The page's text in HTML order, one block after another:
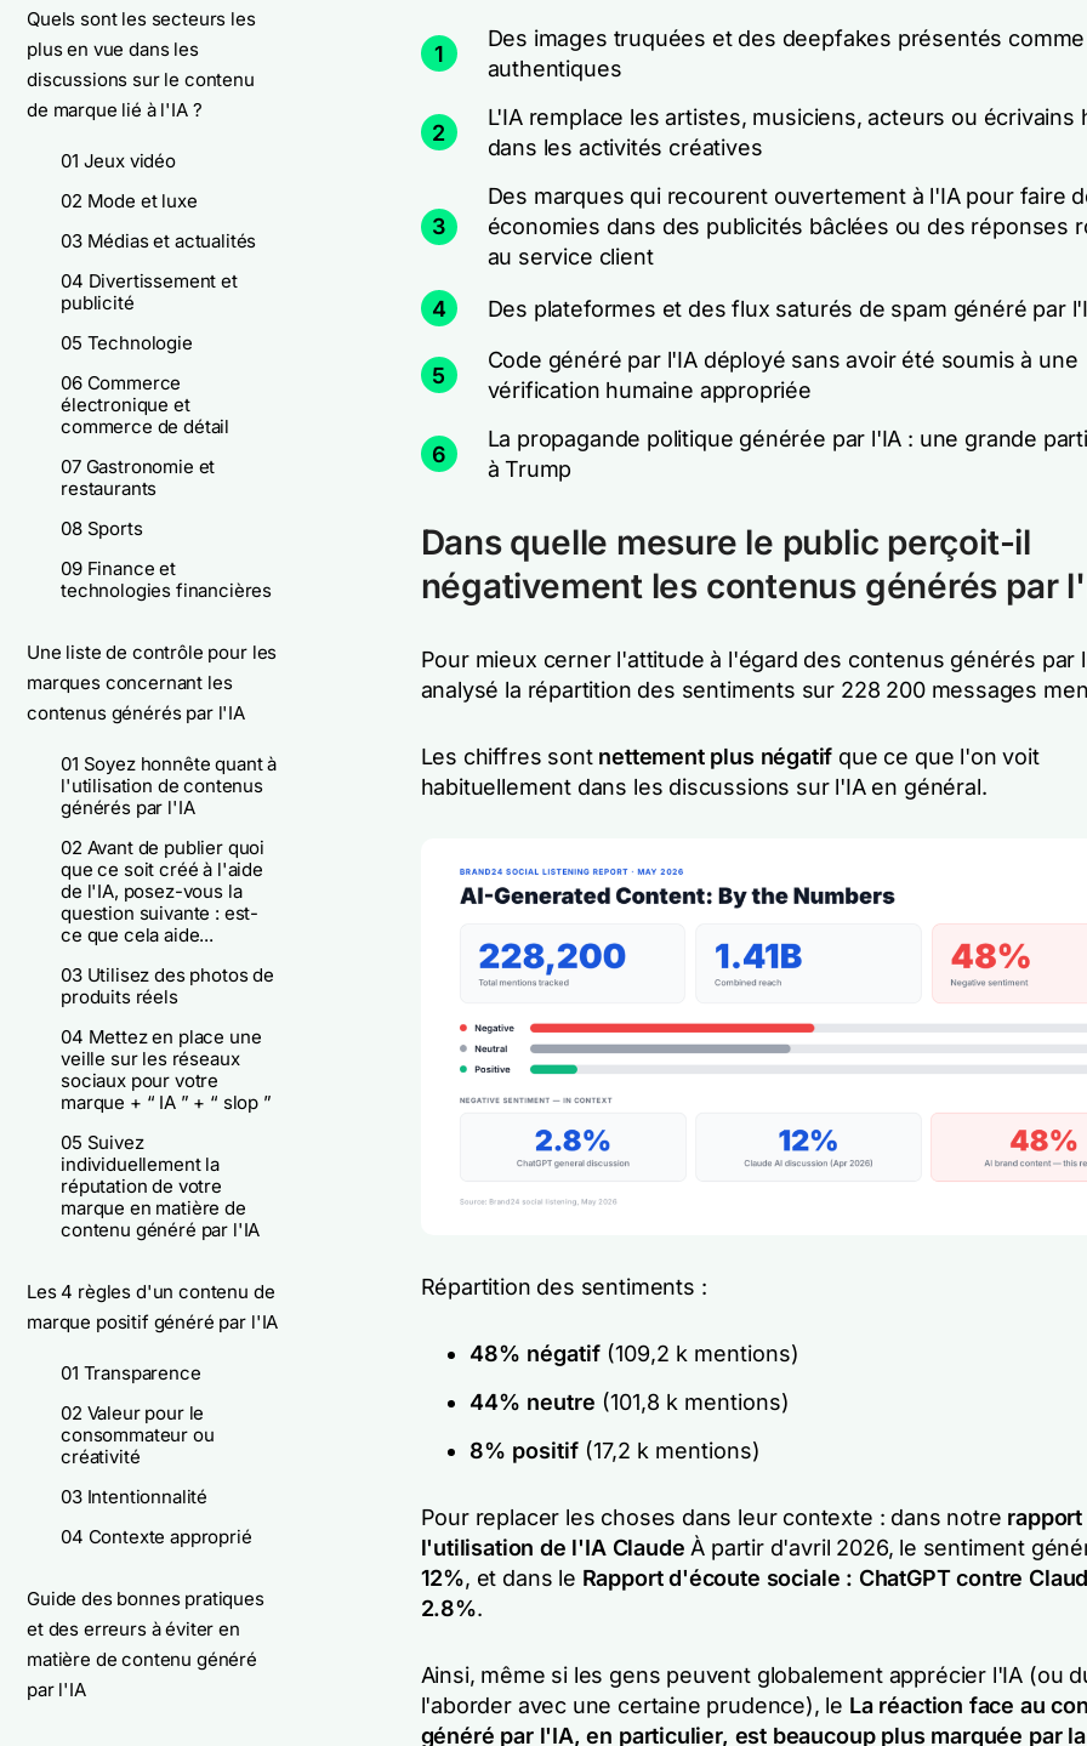
Quels sont les secteurs les
plus en vue dans les
discussions sur le contenu
de marque lié à l'IA ?
01 Jeux vidéo
02 Mode et luxe
03 Médias et actualités
04 Divertissement et
publicité
05 Technologie
06 Commerce
électronique et
commerce de détail
07 Gastronomie et
restaurants
08 Sports
09 Finance et
technologies financières
Une liste de contrôle pour les
marques concernant les
contenus générés par l'IA
01 Soyez honnête quant à
l'utilisation de contenus
générés par l'IA
02 Avant de publier quoi
que ce soit créé à l'aide
de l'IA, posez-vous la
question suivante : est-
ce que cela aide...
03 Utilisez des photos de
produits réels
04 Mettez en place une
veille sur les réseaux
sociaux pour votre
marque + “ IA ” + “ slop ”
05 Suivez
individuellement la
réputation de votre
marque en matière de
contenu généré par l'IA
Les 4 règles d'un contenu de
marque positif généré par l'IA
01 Transparence
02 Valeur pour le
consommateur ou
créativité
03 Intentionnalité
04 Contexte approprié
Guide des bonnes pratiques
et des erreurs à éviter en
matière de contenu généré
par l'IA
1
Des images truquées et des deepfakes présentés comme
authentiques
2
L'IA remplace les artistes, musiciens, acteurs ou écrivains
dans les activités créatives
3
Des marques qui recourent ouvertement à l'IA pour faire
économies dans des publicités bâclées ou des réponses
au service client
4 Des plateformes et des flux saturés de spam généré par
5
Code généré par l'IA déployé sans avoir été soumis à une
vérification humaine appropriée
6
La propagande politique générée par l'IA : une grande
à Trump
Dans quelle mesure le public perçoit-il
négativement les contenus générés par
Pour mieux cerner l'attitude à l'égard des contenus générés par
analysé la répartition des sentiments sur 228 200 messages
Les chiffres sont nettement plus négatif que ce que l'on voit
habituellement dans les discussions sur l'IA en général.
Répartition des sentiments :
48% négatif(109,2 k mentions)
44% neutre (101,8 k mentions)
8% positif(17,2 k mentions)
Pour replacer les choses dans leur contexte : dans notre rapport
l'utilisation de l'IA Claude À partir d'avril 2026, le sentiment
12%, et dans le Rapport d'écoute sociale : ChatGPT contre
2.8%.
Ainsi, même si les gens peuvent globalement apprécier l'IA (ou
l'aborder avec une certaine prudence), le La réaction face au
généré par l'IA, en particulier, est beaucoup plus marquée par la